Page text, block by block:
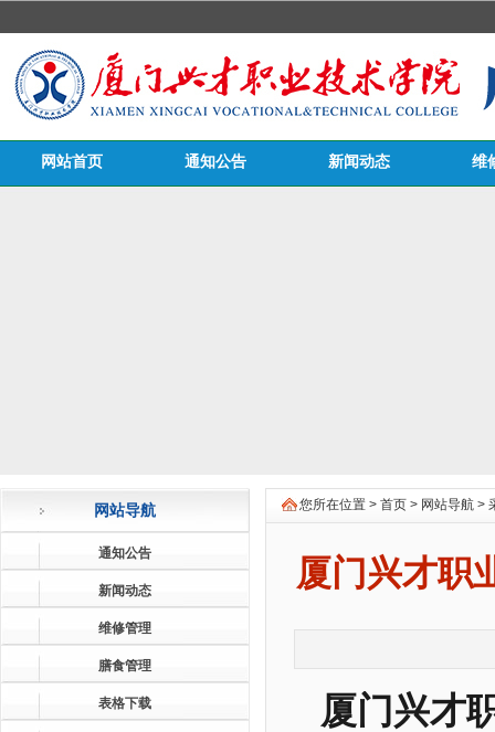
网站首页 通知公告 新闻动态 维
网站导航
通知公告
新闻动态
维修管理
膳食管理
表格下载
您所在位置 > 首页 > 网站导航 >
厦门兴才职
厦门兴才